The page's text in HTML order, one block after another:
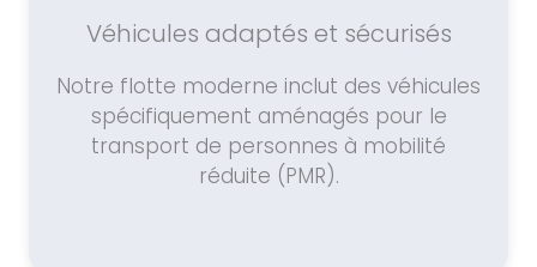
Véhicules adaptés et sécurisés
Notre flotte moderne inclut des véhicules
spécifiquement aménagés pour le
transport de personnes à mobilité
réduite (PMR).